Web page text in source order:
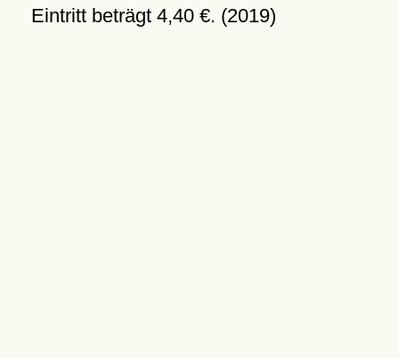
Eintritt beträgt 4,40 €. (2019)